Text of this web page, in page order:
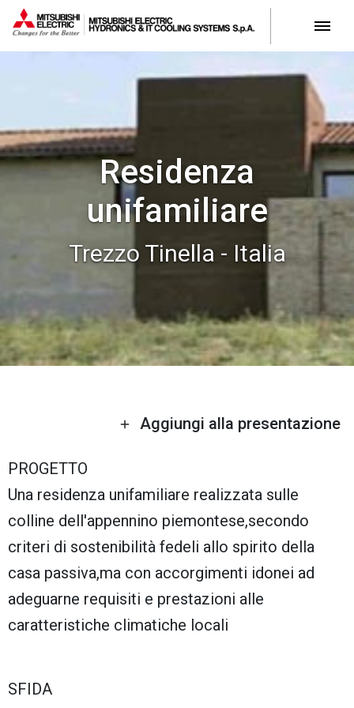
Residenza
unifamiliare
Trezzo Tinella - Italia
Aggiungi alla presentazione
PROGETTO
Una residenza unifamiliare realizzata sulle
colline dell'appennino piemontese,secondo
criteri di sostenibilità fedeli allo spirito della
casa passiva,ma con accorgimenti idonei ad
adeguarne requisiti e prestazioni alle
caratteristiche climatiche locali
SFIDA